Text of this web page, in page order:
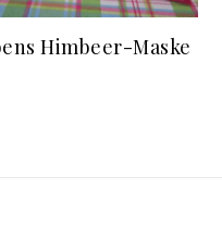
Himbeer-Maske